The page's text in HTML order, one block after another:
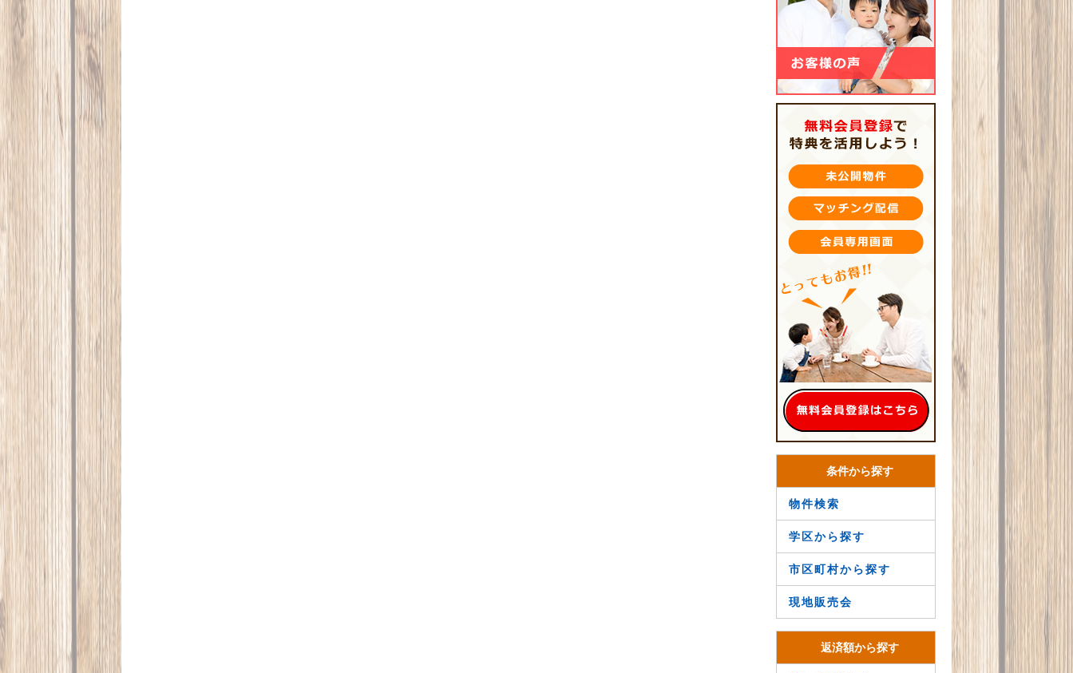
条件から探す
物件検索
学区から探す
市区町村から探す
現地販売会
返済額から探す